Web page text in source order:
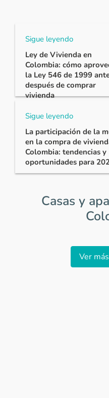
Sigue leyendo
Ley de Vivienda en
Colombia: cómo
la Ley 546 de 1999
después de comprar
vivienda
Sigue leyendo
La participación de la
en la compra de
Colombia: tendencias y
oportunidades para
Casas y
Ver